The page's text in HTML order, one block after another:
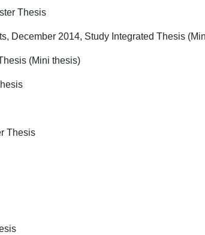
Thesis
December 2014, Study Integrated Thesis
(Mini thesis)
Thesis